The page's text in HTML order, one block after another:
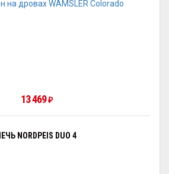
13 469 ₽
NORDPEIS DUO 4